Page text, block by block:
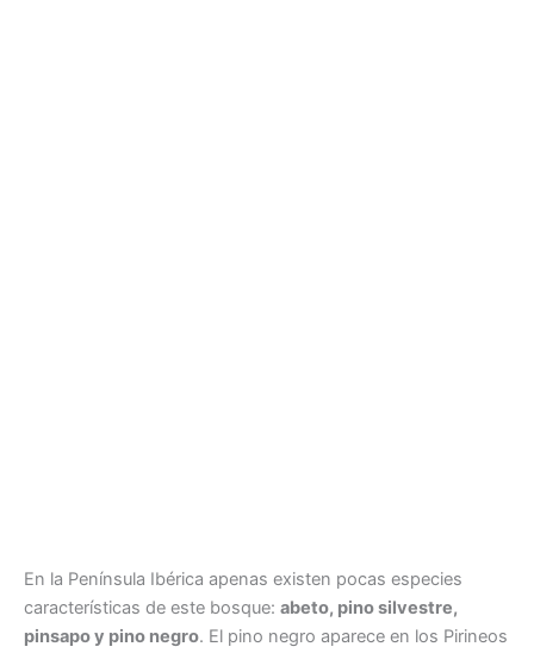
En la Península Ibérica apenas existen pocas especies
características de este bosque: abeto, pino silvestre,
pinsapo y pino negro. El pino negro aparece en los Pirineos